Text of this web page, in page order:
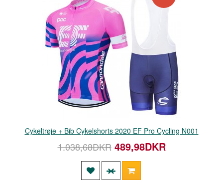
Cykeltrøje + Bib Cykelshorts 2020 EF Pro Cycling N001
1.038,68DKR 489,98DKR